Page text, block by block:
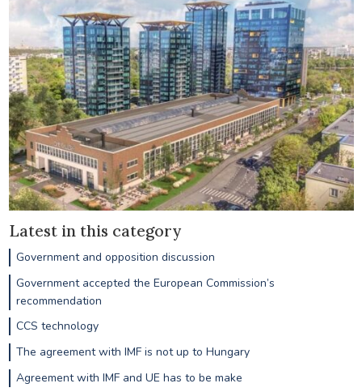
Latest in this category
Government and opposition discussion
Government accepted the European Commission’s
recommendation
CCS technology
The agreement with IMF is not up to Hungary
Agreement with IMF and UE has to be make